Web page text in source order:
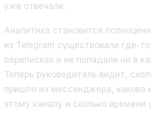
уже отвечали.
Аналитика становится
из Telegram существовали где-
переписках и не попадали ни в
Теперь руководитель видит,
пришло из мессенджера, какова
этому каналу и сколько времени